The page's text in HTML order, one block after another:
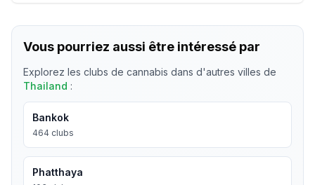
Vous pourriez aussi être intéressé par
Explorez les clubs de cannabis dans d'autres villes de
Thailand :
Bankok
464 clubs
Phatthaya